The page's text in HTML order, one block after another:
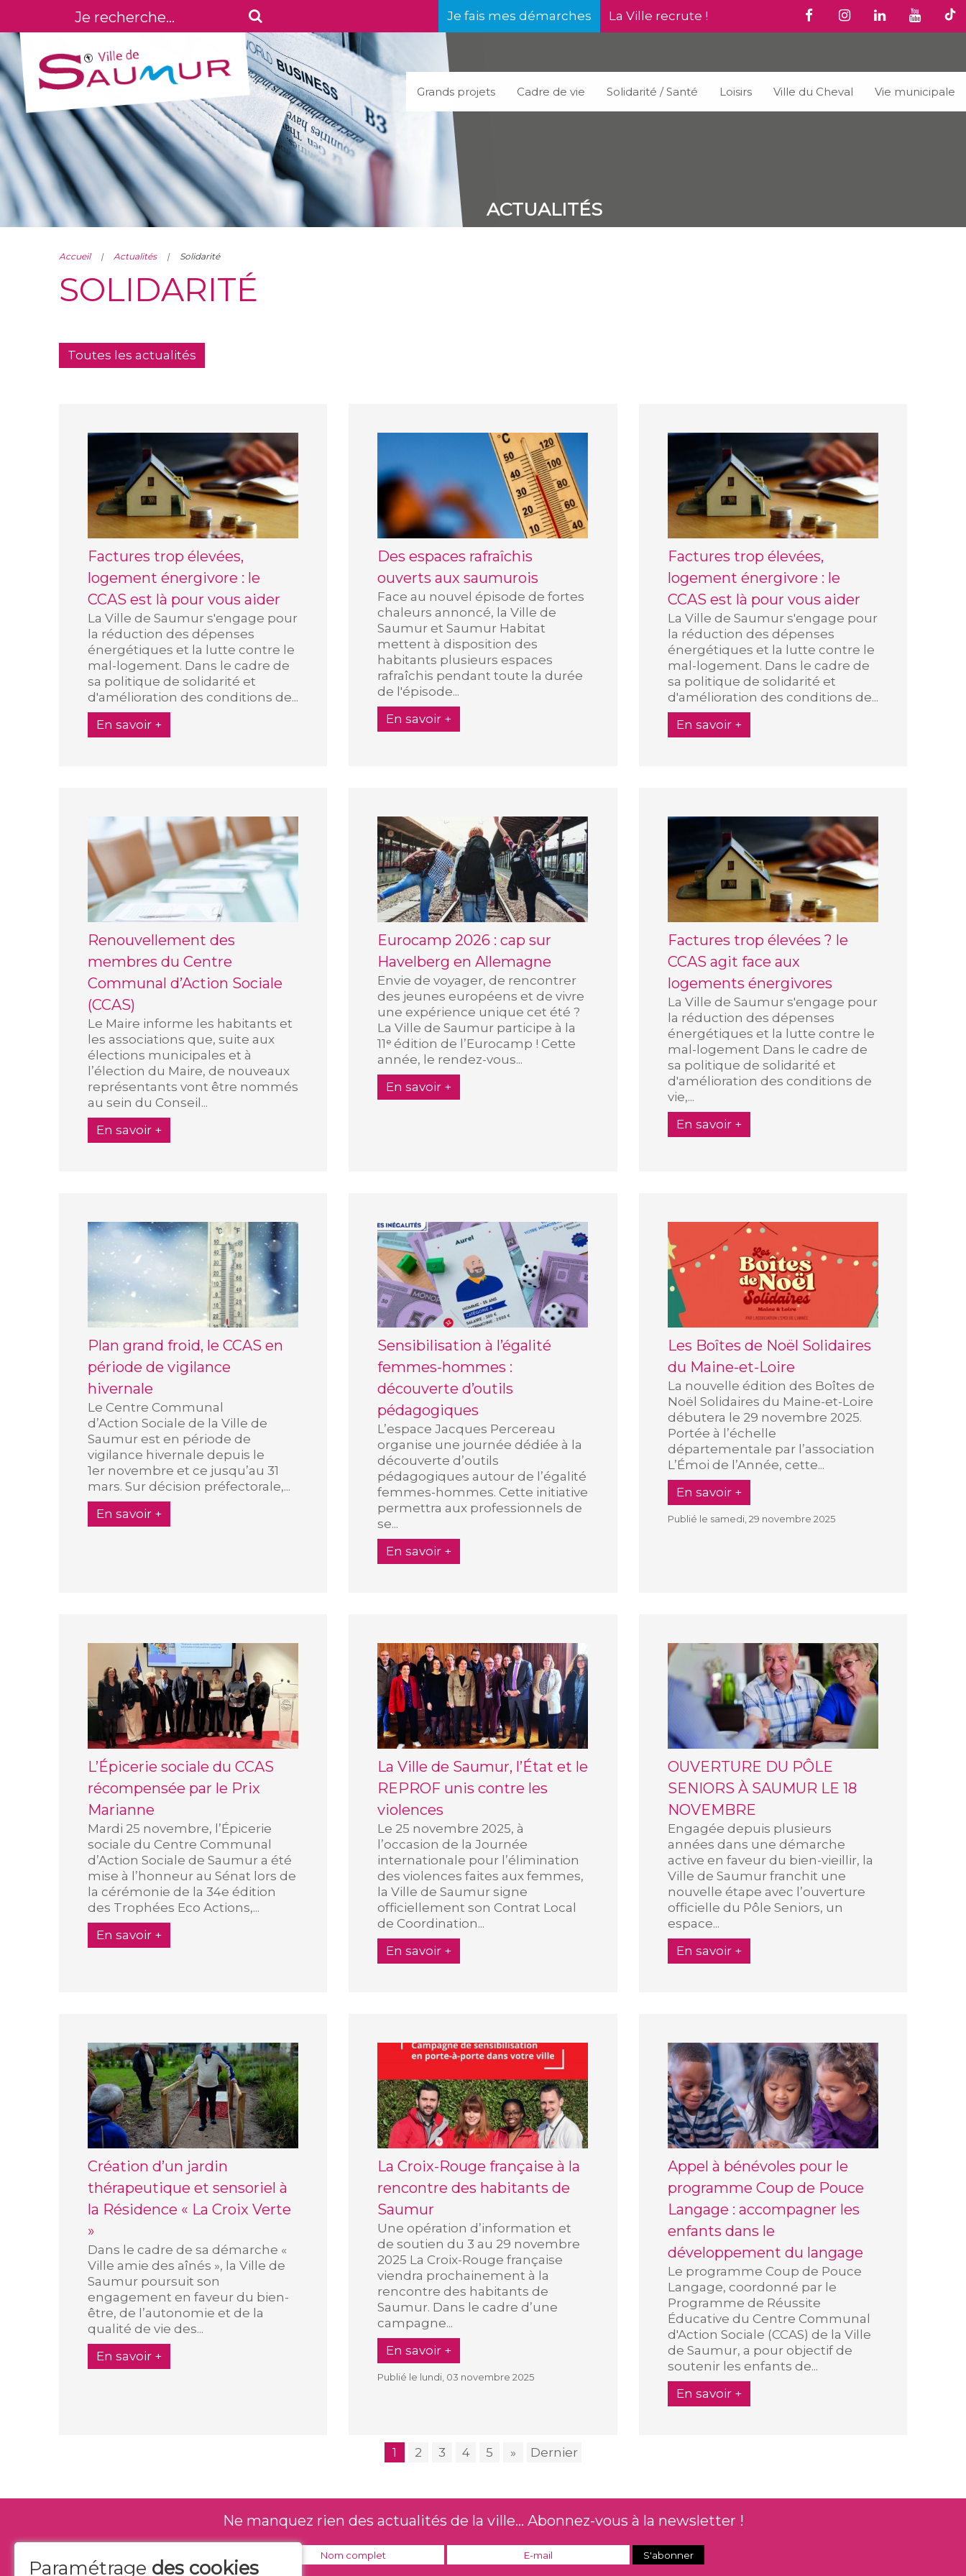
Je fais mes démarches La Ville recrute !
Grands projets Cadre de vie Solidarité / Santé Loisirs Ville du Cheval Vie municipale
ACTUALITÉS
Accueil Actualités Solidarité
SOLIDARITÉ
Toutes les actualités
Factures trop élevées,
logement énergivore : le
CCAS est là pour vous aider
La Ville de Saumur s'engage pour
la réduction des dépenses
énergétiques et la lutte contre le
mal-logement. Dans le cadre de
sa politique de solidarité et
d'amélioration des conditions de...
En savoir +
Des espaces rafraîchis
ouverts aux saumurois
Face au nouvel épisode de fortes
chaleurs annoncé, la Ville de
Saumur et Saumur Habitat
mettent à disposition des
habitants plusieurs espaces
rafraîchis pendant toute la durée
de l'épisode...
En savoir +
Factures trop élevées,
logement énergivore : le
CCAS est là pour vous aider
La Ville de Saumur s'engage pour
la réduction des dépenses
énergétiques et la lutte contre le
mal-logement. Dans le cadre de
sa politique de solidarité et
d'amélioration des conditions de...
En savoir +
Renouvellement des
membres du Centre
Communal d’Action Sociale
(CCAS)
Le Maire informe les habitants et
les associations que, suite aux
élections municipales et à
l’élection du Maire, de nouveaux
représentants vont être nommés
au sein du Conseil...
En savoir +
Eurocamp 2026 : cap sur
Havelberg en Allemagne
Envie de voyager, de rencontrer
des jeunes européens et de vivre
une expérience unique cet été ?
La Ville de Saumur participe à la
11ᵉ édition de l’Eurocamp ! Cette
année, le rendez-vous...
En savoir +
Factures trop élevées ? le
CCAS agit face aux
logements énergivores
La Ville de Saumur s'engage pour
la réduction des dépenses
énergétiques et la lutte contre le
mal-logement Dans le cadre de
sa politique de solidarité et
d'amélioration des conditions de
vie,...
En savoir +
Plan grand froid, le CCAS en
période de vigilance
hivernale
Le Centre Communal
d’Action Sociale de la Ville de
Saumur est en période de
vigilance hivernale depuis le
1er novembre et ce jusqu’au 31
mars. Sur décision préfectorale,...
En savoir +
Sensibilisation à l’égalité
femmes-hommes :
découverte d’outils
pédagogiques
L’espace Jacques Percereau
organise une journée dédiée à la
découverte d’outils
pédagogiques autour de l’égalité
femmes-hommes. Cette initiative
permettra aux professionnels de
se...
En savoir +
Les Boîtes de Noël Solidaires
du Maine-et-Loire
La nouvelle édition des Boîtes de
Noël Solidaires du Maine-et-Loire
débutera le 29 novembre 2025.
Portée à l’échelle
départementale par l’association
L’Émoi de l’Année, cette...
En savoir +
Publié le samedi, 29 novembre 2025
L’Épicerie sociale du CCAS
récompensée par le Prix
Marianne
Mardi 25 novembre, l’Épicerie
sociale du Centre Communal
d’Action Sociale de Saumur a été
mise à l’honneur au Sénat lors de
la cérémonie de la 34e édition
des Trophées Eco Actions,...
En savoir +
La Ville de Saumur, l’État et le
REPROF unis contre les
violences
Le 25 novembre 2025, à
l’occasion de la Journée
internationale pour l’élimination
des violences faites aux femmes,
la Ville de Saumur signe
officiellement son Contrat Local
de Coordination...
En savoir +
OUVERTURE DU PÔLE
SENIORS À SAUMUR LE 18
NOVEMBRE
Engagée depuis plusieurs
années dans une démarche
active en faveur du bien-vieillir, la
Ville de Saumur franchit une
nouvelle étape avec l’ouverture
officielle du Pôle Seniors, un
espace...
En savoir +
Création d’un jardin
thérapeutique et sensoriel à
la Résidence « La Croix Verte
»
Dans le cadre de sa démarche «
Ville amie des aînés », la Ville de
Saumur poursuit son
engagement en faveur du bien-
être, de l’autonomie et de la
qualité de vie des...
En savoir +
La Croix-Rouge française à la
rencontre des habitants de
Saumur
Une opération d’information et
de soutien du 3 au 29 novembre
2025 La Croix-Rouge française
viendra prochainement à la
rencontre des habitants de
Saumur. Dans le cadre d’une
campagne...
En savoir +
Publié le lundi, 03 novembre 2025
Appel à bénévoles pour le
programme Coup de Pouce
Langage : accompagner les
enfants dans le
développement du langage
Le programme Coup de Pouce
Langage, coordonné par le
Programme de Réussite
Éducative du Centre Communal
d'Action Sociale (CCAS) de la Ville
de Saumur, a pour objectif de
soutenir les enfants de...
En savoir +
1 2 3 4 5 » Dernier
Paramétrage des cookies
Ne manquez rien des actualités de la ville... Abonnez-vous à la newsletter !